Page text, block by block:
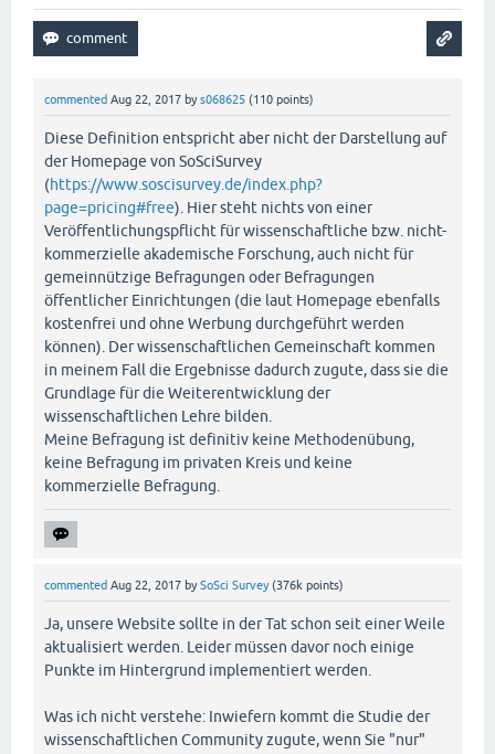
commented Aug 22, 2017 bys068625 (110 points)
Diese Definition entspricht aber nicht der Darstellung auf
der Homepage von SoSciSurvey
(https://www.soscisurvey.de/index.php?
page=pricing#free). Hier steht nichts von einer
Veröffentlichungspflicht für wissenschaftliche bzw. nicht-
kommerzielle akademische Forschung, auch nicht für
gemeinnützige Befragungen oder Befragungen
öffentlicher Einrichtungen (die laut Homepage ebenfalls
kostenfrei und ohne Werbung durchgeführt werden
können). Der wissenschaftlichen Gemeinschaft kommen
in meinem Fall die Ergebnisse dadurch zugute, dass sie die
Grundlage für die Weiterentwicklung der
wissenschaftlichen Lehre bilden.
Meine Befragung ist definitiv keine Methodenübung,
keine Befragung im privaten Kreis und keine
kommerzielle Befragung.
commented Aug 22, 2017 bySoSci Survey (376k points)
Ja, unsere Website sollte in der Tat schon seit einer Weile
aktualisiert werden. Leider müssen davor noch einige
Punkte im Hintergrund implementiert werden.
Was ich nicht verstehe: Inwiefern kommt die Studie der
wissenschaftlichen Community zugute, wenn Sie "nur"